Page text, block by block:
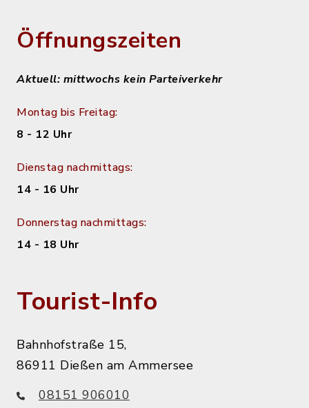
Öffnungszeiten
Aktuell: mittwochs kein Parteiverkehr
Montag bis Freitag:
8 - 12 Uhr
Dienstag nachmittags:
14 - 16 Uhr
Donnerstag nachmittags:
14 - 18 Uhr
Tourist-Info
Bahnhofstraße 15,
86911 Dießen am Ammersee
08151 906010